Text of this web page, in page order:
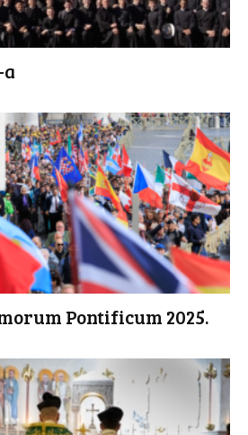
Pontificum 2025.